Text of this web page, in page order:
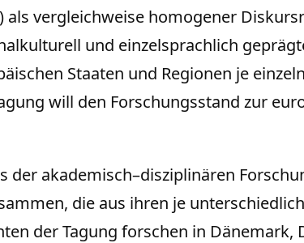
vergleichweise homogener
und einzelsprachlich
Staaten und Regionen je
will den Forschungsstand zur
der akademisch–disziplinären
die aus ihren je
der Tagung forschen in Dänemark,